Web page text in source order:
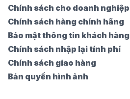
Chính sách cho doanh nghiệp
Chính sách hàng chính hãng
Bảo mật thông tin khách hàng
Chính sách nhập lại tính phí
Chính sách giao hàng
Bản quyền hình ảnh